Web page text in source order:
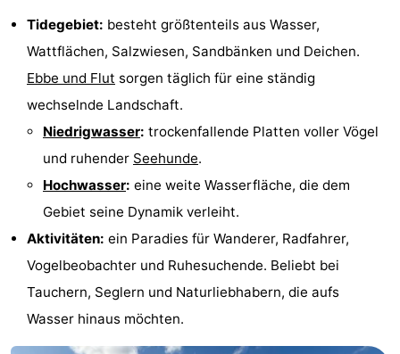
Hof
Haamstede
Schouwen
Schouwse
Valleien
Soeten
Haert
Wijde
Zeeland
Village
Zeeuwse
Kust
-
Zonnedorp
Hotels
Tidegebiet: besteht größtenteils aus Wasser,
Wattflächen, Salzwiesen, Sandbänken und Deichen.
Ebbe und Flut sorgen täglich für eine ständig
wechselnde Landschaft.
Niedrigwasser: trockenfallende Platten voller Vögel
und ruhender Seehunde.
Hochwasser: eine weite Wasserfläche, die dem
Gebiet seine Dynamik verleiht.
Aktivitäten: ein Paradies für Wanderer, Radfahrer,
Vogelbeobachter und Ruhesuchende. Beliebt bei
Tauchern, Seglern und Naturliebhabern, die aufs
Wasser hinaus möchten.